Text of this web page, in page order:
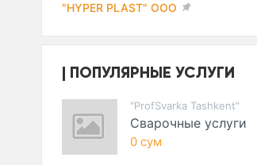
"HYPER PLAST" ООО
ПОПУЛЯРНЫЕ УСЛУГИ
"ProfSvarka Tashkent"
Сварочные услуги
0 сум